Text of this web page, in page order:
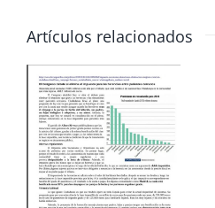
Artículos relacionados